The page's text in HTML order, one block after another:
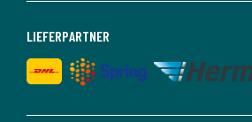
LIEFERPARTNER